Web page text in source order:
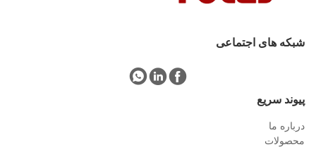
شبکه های اجتماعی
پيوند سريع
درباره ما
محصولات